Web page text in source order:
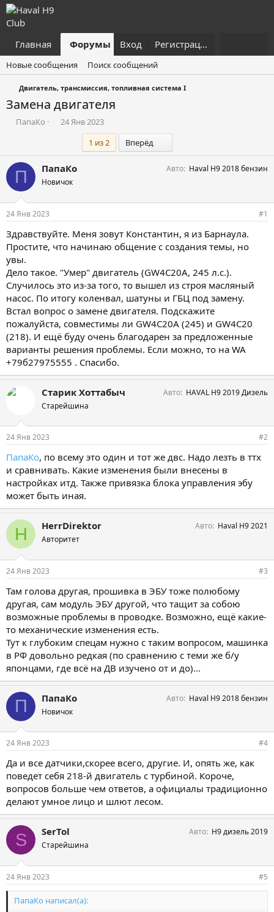
Главная Форумы Что нового?
Вход Регистрация
Новые сообщения Поиск сообщений
Двигатель, трансмиссия, топливная система I
Замена двигателя
А
р
т
м
ы
ПапаКо
Д
н
ч
а
24 Янв 2023
1 из 2
Вперёд
П ПапаКо
Новичок
Авто Haval H9 2018 бензин
24 Янв 2023 #1
Здравствуйте. Меня зовут Константин, я из Барнаула.
Простите, что начинаю общение с создания темы, но
увы.
Дело такое. "Умер" двигатель (GW4C20A, 245 л.с.).
Случилось это из-за того, то вышел из строя масляный
насос. По итогу коленвал, шатуны и ГБЦ под замену.
Встал вопрос о замене двигателя. Подскажите
пожалуйста, совместимы ли GW4C20A (245) и GW4C20
(218). И ещё буду очень благодарен за предложенные
варианты решения проблемы. Если можно, то на WA
+79б27975555 . Спасибо.
Старик Хоттабыч
Старейшина
Авто HAVAL H9 2019 Дизель
24 Янв 2023 #2
ПапаКо, по всему это один и тот же двс. Надо лезть в ттх
и сравнивать. Какие изменения были внесены в
настройках итд. Также привязка блока управления эбу
может быть иная.
H HerrDirektor
Авторитет
Авто Haval H9 2021
24 Янв 2023 #3
Там голова другая, прошивка в ЭБУ тоже полюбому
другая, сам модуль ЭБУ другой, что тащит за собою
возможные проблемы в проводке. Возможно, ещё какие-
то механические изменения есть.
Тут к глубоким спецам нужно с таким вопросом, машинка
в РФ довольно редкая (по сравнению с теми же б/у
японцами, где всё на ДВ изучено от и до)...
П ПапаКо
Новичок
Авто Haval H9 2018 бензин
24 Янв 2023 #4
Да и все датчики,скорее всего, другие. И, опять же, как
поведет себя 218-й двигатель с турбиной. Короче,
вопросов больше чем ответов, а официалы традиционно
делают умное лицо и шлют лесом.
S SerTol
Старейшина
Авто Н9 дизель 2019
24 Янв 2023 #5
ПапаКо написал(а):